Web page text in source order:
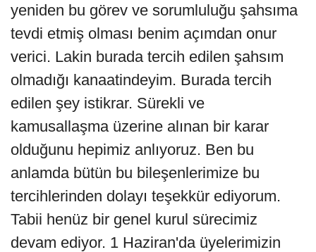
yeniden bu görev ve sorumluluğu şahsıma
tevdi etmiş olması benim açımdan onur
verici. Lakin burada tercih edilen şahsım
olmadığı kanaatindeyim. Burada tercih
edilen şey istikrar. Sürekli ve
kamusallaşma üzerine alınan bir karar
olduğunu hepimiz anlıyoruz. Ben bu
anlamda bütün bu bileşenlerimize bu
tercihlerinden dolayı teşekkür ediyorum.
Tabii henüz bir genel kurul sürecimiz
devam ediyor. 1 Haziran'da üyelerimizin